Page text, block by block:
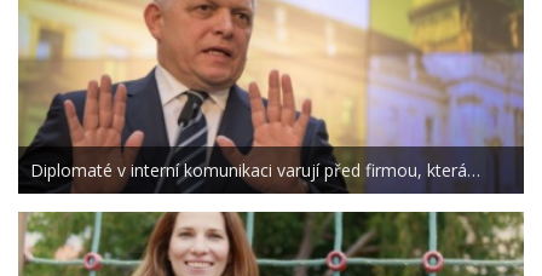
Diplomaté v interní komunikaci varují před firmou, která…